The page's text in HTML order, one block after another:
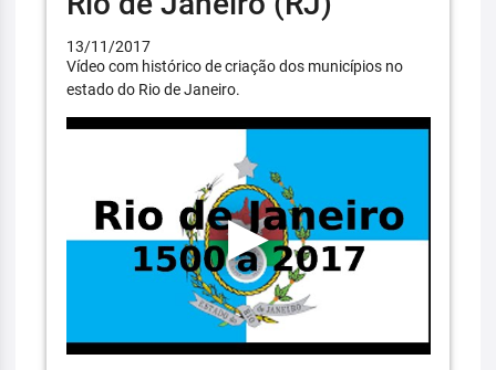
13/11/2017
Vídeo com histórico de criação dos municípios no
estado do Rio de Janeiro.